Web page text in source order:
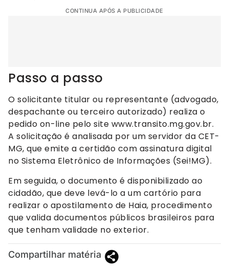
CONTINUA APÓS A PUBLICIDADE
Passo a passo
O solicitante titular ou representante (advogado,
despachante ou terceiro autorizado) realiza o
pedido on-line pelo site www.transito.mg.gov.br.
A solicitação é analisada por um servidor da CET-
MG, que emite a certidão com assinatura digital
no Sistema Eletrônico de Informações (Sei!MG).
Em seguida, o documento é disponibilizado ao
cidadão, que deve levá-lo a um cartório para
realizar o apostilamento de Haia, procedimento
que valida documentos públicos brasileiros para
que tenham validade no exterior.
Compartilhar matéria